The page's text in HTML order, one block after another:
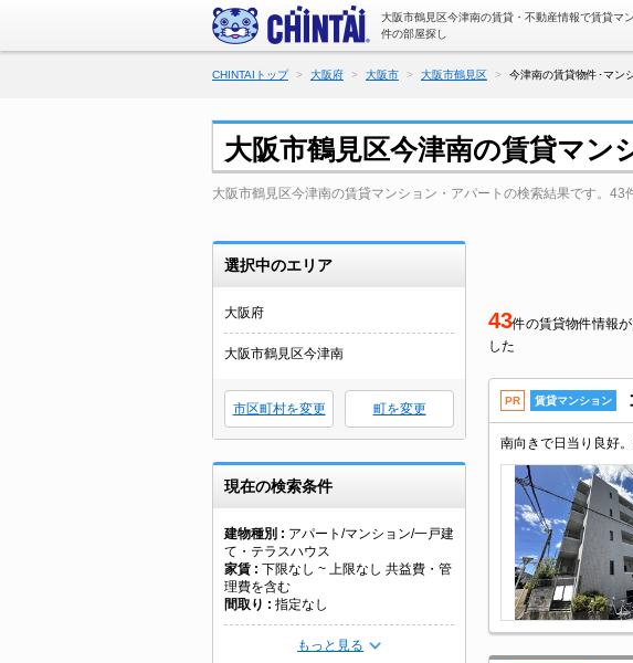
大阪市鶴見区今津南の賃貸・不動産情報で賃貸マ
件の部屋探し
CHINTAIトップ 大阪府 大阪市 大阪市鶴見区 今津南の賃貸物件･マン
大阪市鶴見区今津南の賃貸マン
大阪市鶴見区今津南の賃貸マンション・アパートの検索結果です。
選択中のエリア
大阪府
大阪市鶴見区今津南
市区町村を変更 町を変更
現在の検索条件
建物種別
アパート/マンション/一戸建
て・テラスハウス
家賃
下限なし ~ 上限なし 共益費・管
理費を含む
間取り
指定なし
もっと見る
43件の賃貸物件情報
した
PR 賃貸マンション